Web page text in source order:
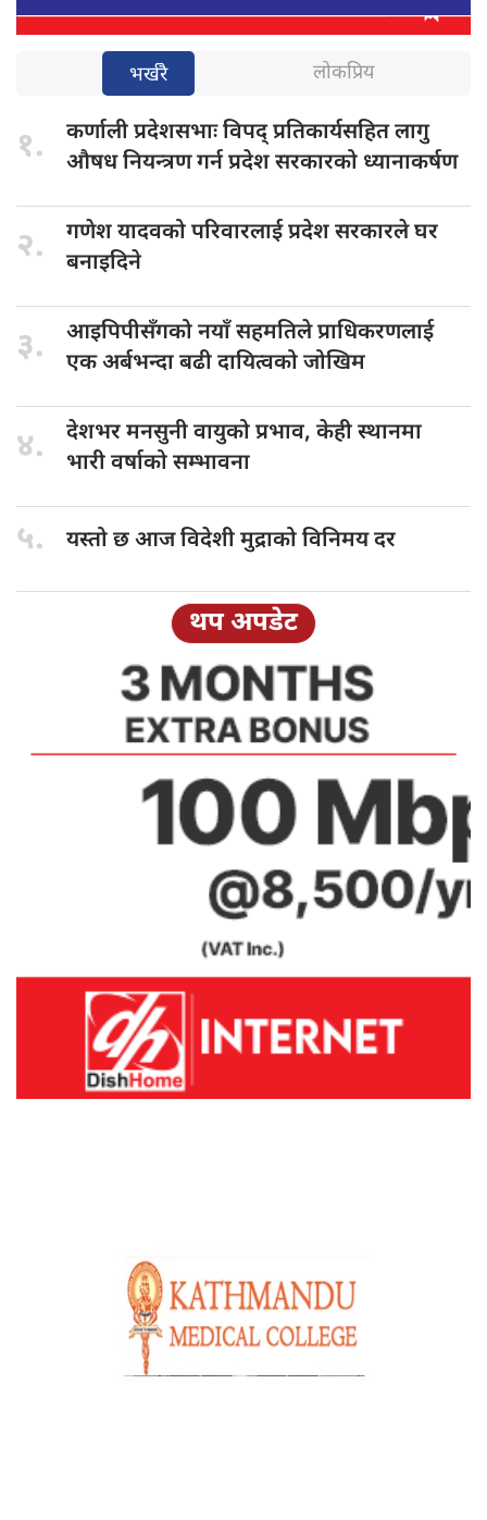
भर्खरै लोकप्रिय
१. कर्णाली प्रदेशसभाःविपद् प्रतिकार्यसहित लागु
औषध नियन्त्रण गर्न प्रदेश सरकारको ध्यानाकर्षण
२. गणेश यादवकोपरिवारलाई प्रदेश सरकारले घर
बनाइदिने
३. आइपिपीसँगको नयाँसहमतिले प्राधिकरणलाई
एक अर्बभन्दा बढी दायित्वको जोखिम
४. देशभर मनसुनीवायुको प्रभाव, केही स्थानमा
भारी वर्षाको सम्भावना
५. यस्तो छआज विदेशी मुद्राको विनिमय दर
थप अपडेट